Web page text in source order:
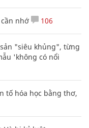
nhớ 106
"siêu khủng", từng
'không có nổi
tố hóa học bằng thơ,